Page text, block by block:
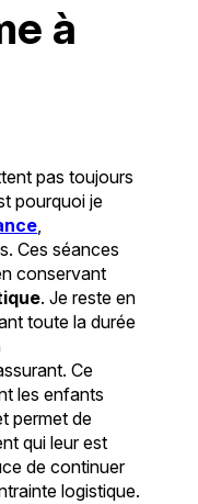
à
pas toujours
pourquoi je
,
Ces séances
conservant
. Je reste en
toute la durée
Ce
les enfants
permet de
qui leur est
de continuer
logistique.